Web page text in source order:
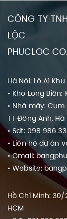
CÔNG TY
LỘC
PHUCLOC
Hà Nội: Lô A1
• Kho Long
• Nhà máy:
TT Đông Anh, Hà
• Sđt: 098 986
• Liên hệ dự án
• Gmail:
• Website:
Hồ Chí Minh: 30/
HCM